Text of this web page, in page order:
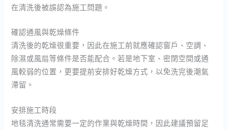
在清洗後被誤認為施工問題。
確認通風與乾燥條件
清洗後的乾燥很重要，因此在施工前就應確認窗戶、空調、
除濕或風扇等條件是否能配合。若是地下室、密閉空間或通
風較弱的位置，更要提前安排好乾燥方式，以免洗完後潮氣
滯留。
安排施工時段
地毯清洗通常需要一定的作業與乾燥時間，因此建議預留足